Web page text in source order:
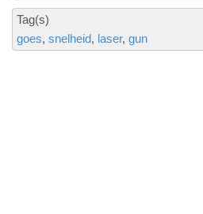
Tag(s)
goes snelheid laser gun